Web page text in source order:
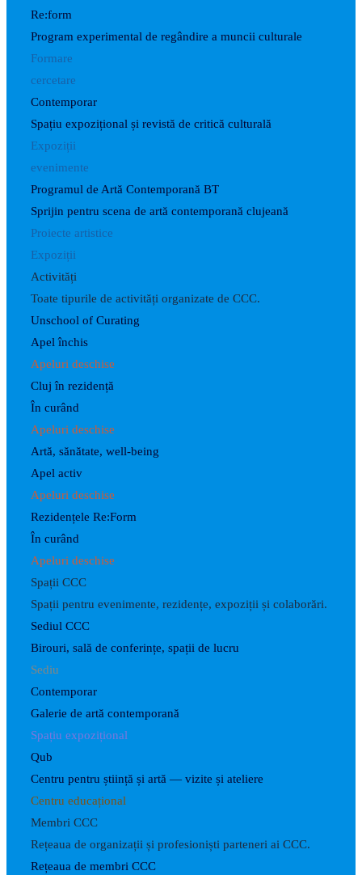
Re:form
Program experimental de regândire a muncii culturale
Formare
cercetare
Contemporar
Spațiu expozițional și revistă de critică culturală
Expoziții
evenimente
Programul de Artă Contemporană BT
Sprijin pentru scena de artă contemporană clujeană
Proiecte artistice
Expoziții
Activități
Toate tipurile de activități organizate de CCC.
Unschool of Curating
Apel închis
Apeluri deschise
Cluj în rezidență
În curând
Apeluri deschise
Artă, sănătate, well-being
Apel activ
Apeluri deschise
Rezidențele Re:Form
În curând
Apeluri deschise
Spații CCC
Spații pentru evenimente, rezidențe, expoziții și colaborări.
Sediul CCC
Birouri, sală de conferințe, spații de lucru
Sediu
Contemporar
Galerie de artă contemporană
Spațiu expozițional
Qub
Centru pentru știință și artă — vizite și ateliere
Centru educațional
Membri CCC
Rețeaua de organizații și profesioniști parteneri ai CCC.
Rețeaua de membri CCC